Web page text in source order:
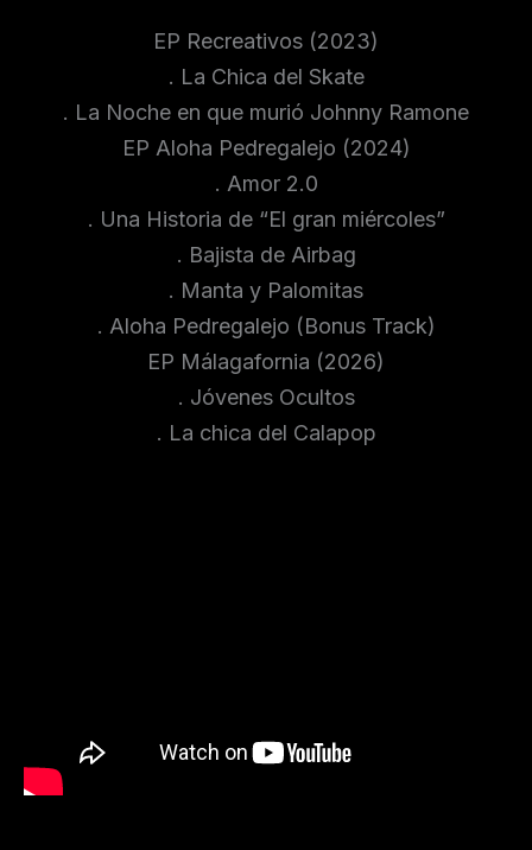
EP Recreativos (2023)
. La Chica del Skate
. La Noche en que murió Johnny Ramone
EP Aloha Pedregalejo (2024)
. Amor 2.0
. Una Historia de “El gran miércoles”
. Bajista de Airbag
. Manta y Palomitas
. Aloha Pedregalejo (Bonus Track)
EP Málagafornia (2026)
. Jóvenes Ocultos
. La chica del Calapop